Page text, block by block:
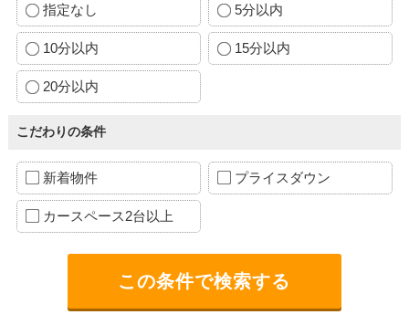
指定なし 5分以内
10分以内 15分以内
20分以内
こだわりの条件
新着物件 プライスダウン
カースペース2台以上